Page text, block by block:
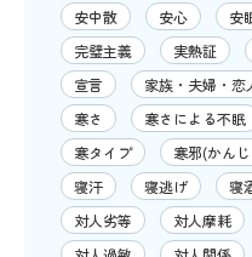
安中散
安心 安
完璧主義
実熱証
宣言
家族・夫婦・恋
寒さ
寒さによる不眠
寒タイプ
寒邪(かん
寝汗
寝逃げ 寝
対人劣等
対人摩耗